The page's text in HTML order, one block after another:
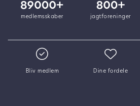
Bliv medlem Dine fordele
89000+
medlemsskaber
800+
jagtforeninger